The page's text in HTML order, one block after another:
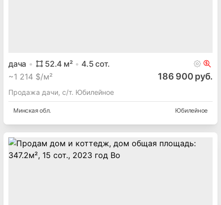
дача 52.4 м² 4.5 сот.
~1 214 $/м² 186 900 руб.
Продажа дачи, с/т. Юбилейное
Минская обл. Юбилейное